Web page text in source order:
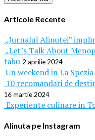
Articole Recente
„Jurnalul Alinutei”
„Let’s Talk About
tabu 2 aprilie 2024
Un weekend in La
10 recomandari de
16 martie 2024
Experiente culinare in
Alinuta pe Instagram